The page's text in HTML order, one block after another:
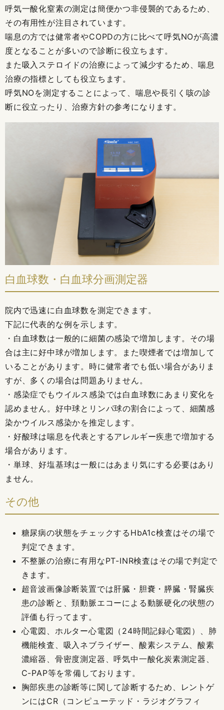
呼気一酸化窒素の測定は簡便かつ非侵襲的であるため、
その有用性が注目されています。
喘息の方では健常者やCOPDの方に比べて呼気NOが高濃
度となることが多いので診断に役立ちます。
また吸入ステロイドの治療によって減少するため、喘息
治療の指標としても役立ちます。
呼気NOを測定することによって、喘息や長引く咳の診
断に役立ったり、治療方針の参考になります。
白血球数・白血球分画測定器
院内で迅速に白血球数を測定できます。
下記に代表的な例を示します。
・白血球数は一般的に細菌の感染で増加します。その場
合は主に好中球が増加します。また喫煙者では増加して
いることがあります。時に健常者でも低い場合がありま
すが、多くの場合は問題ありません。
・感染症でもウイルス感染では白血球数にあまり変化を
認めません。好中球とリンパ球の割合によって、細菌感
染かウイルス感染かを推定します。
・好酸球は喘息を代表とするアレルギー疾患で増加する
場合があります。
・単球、好塩基球は一般にはあまり気にする必要はあり
ません。
その他
糖尿病の状態をチェックするHbA1c検査はその場で
判定できます。
不整脈の治療に有用なPT-INR検査はその場で判定で
きます。
超音波画像診断装置では肝臓・胆嚢・膵臓・腎臓疾
患の診断と、頚動脈エコーによる動脈硬化の状態の
評価も行ってます。
心電図、ホルター心電図（24時間記録心電図）、肺
機能検査、吸入ネブライザー、酸素システム、酸素
濃縮器、骨密度測定器、呼気中一酸化炭素測定器、
C-PAP等を常備しております。
胸部疾患の診断等に関して診断するため、レントゲ
ンにはCR（コンピューテッド・ラジオグラフィ